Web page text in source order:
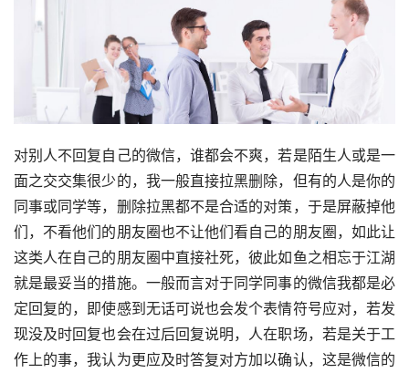
对别人不回复自己的微信，谁都会不爽，若是陌生人或是一
面之交交集很少的，我一般直接拉黑删除，但有的人是你的
同事或同学等，删除拉黑都不是合适的对策，于是屏蔽掉他
们，不看他们的朋友圈也不让他们看自己的朋友圈，如此让
这类人在自己的朋友圈中直接社死，彼此如鱼之相忘于江湖
就是最妥当的措施。一般而言对于同学同事的微信我都是必
定回复的，即使感到无话可说也会发个表情符号应对，若发
现没及时回复也会在过后回复说明，人在职场，若是关于工
作上的事，我认为更应及时答复对方加以确认，这是微信的